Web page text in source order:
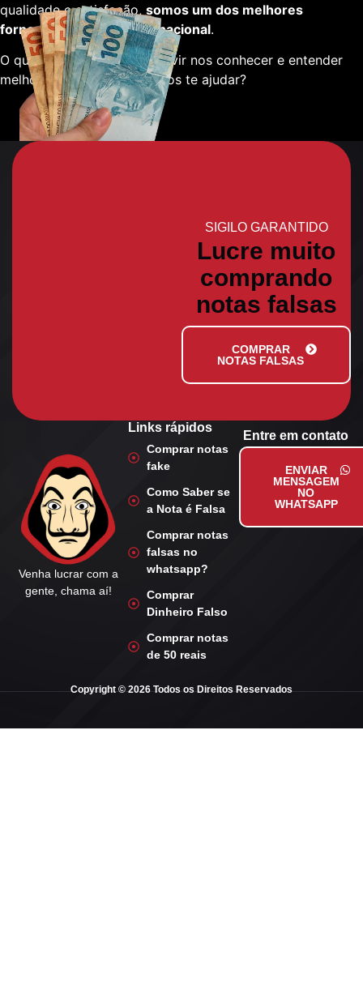
qualidade e satisfação, somos um dos melhores
fornecedores em escala nacional.
O que está esperando para vir nos conhecer e entender
melhor sobre como podemos te ajudar?
SIGILO GARANTIDO
Lucre muito
comprando
notas falsas
COMPRAR
NOTAS FALSAS
Venha lucrar com a
gente, chama aí!
Links rápidos
Comprar notas
fake
Como Saber se
a Nota é Falsa
Comprar notas
falsas no
whatsapp?
Comprar
Dinheiro Falso
Comprar notas
de 50 reais
Entre em contato
ENVIAR
MENSAGEM
NO
WHATSAPP
Copyright © 2026 Todos os Direitos Reservados